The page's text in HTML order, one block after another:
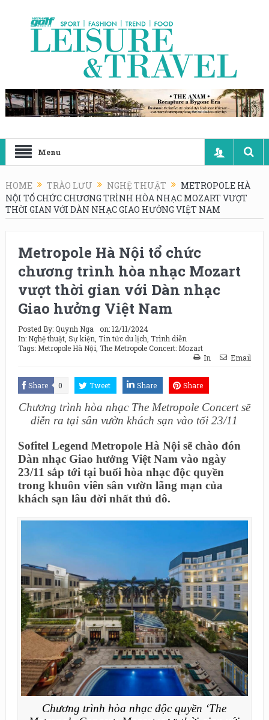
Menu
HOME TRÀO LƯU NGHỆ THUẬT
METROPOLE HÀ
NỘI TỔ CHỨC CHƯƠNG TRÌNH HÒA NHẠC MOZART VƯỢT
THỜI GIAN VỚI DÀN NHẠC GIAO HƯỞNG VIỆT NAM
Metropole Hà Nội tổ chức
chương trình hòa nhạc Mozart
vượt thời gian với Dàn nhạc
Giao hưởng Việt Nam
Posted By:Quynh Nga on:12/11/2024
In: Nghệ thuật, Sự kiện Tin tức du lịch Trình diễn
Tags: Metropole Hà Nội The Metropole Concert: Mozart
In
Email
Share 0 Tweet Share Share
Chương trình hòa nhạc The Metropole Concert sẽ
diễn ra tại sân vườn khách sạn vào tối 23/11
Sofitel Legend Metropole Hà Nội sẽ chào đón
Dàn nhạc Giao hưởng Việt Nam vào ngày
23/11 sắp tới tại buổi hòa nhạc độc quyền
trong khuôn viên sân vườn lãng mạn của
khách sạn lâu đời nhất thủ đô.
Chương trình hòa nhạc độc quyền ‘The